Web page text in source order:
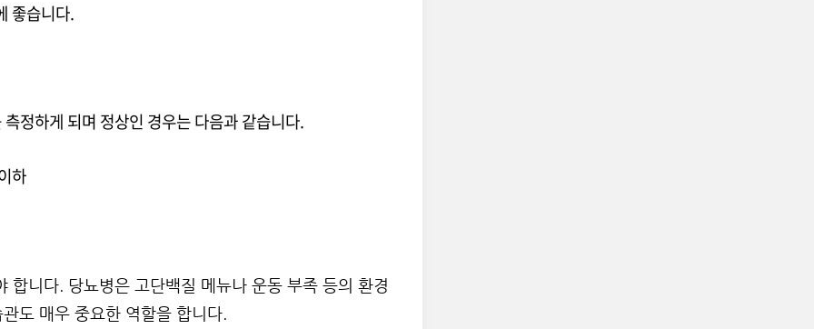
좋습니다.
정하게 되며 정상인 경우는 다음과 같습니다.
하
합니다. 당뇨병은 고단백질 메뉴나 운동 부족 등의 환경
도 매우 중요한 역할을 합니다.